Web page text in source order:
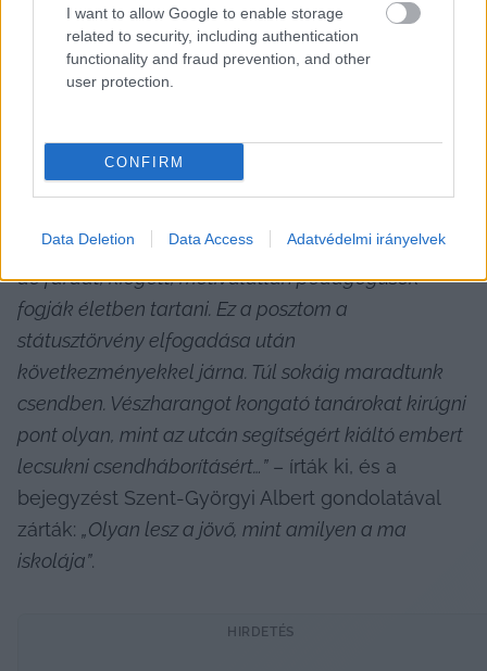
I want to allow Google to enable storage
related to security, including authentication
functionality and fraud prevention, and other
user protection.
CONFIRM
Data Deletion Data Access Adatvédelmi irányelvek
Jakabszállás-Fülöpjakab Általános Iskola
dolgozója is kiposztolta a Facebook-on, hogy
járna a státusztörvény bevezetése.
pályaelhagyás. Az oktatási rendszert a még kitartó,
de fáradt, kiégett, motiválatlan pedagógusok
fogják életben tartani. Ez a posztom a
státusztörvény elfogadása után
következményekkel járna. Túl sokáig maradtunk
csendben. Vészharangot kongató tanárokat kirúgni
pont olyan, mint az utcán segítségért kiáltó embert
lecsukni csendháborításért…” – írták ki, és a
bejegyzést Szent-Györgyi Albert gondolatával
zárták: „Olyan lesz a jövő, mint amilyen a ma
iskolája”.
HIRDETÉS